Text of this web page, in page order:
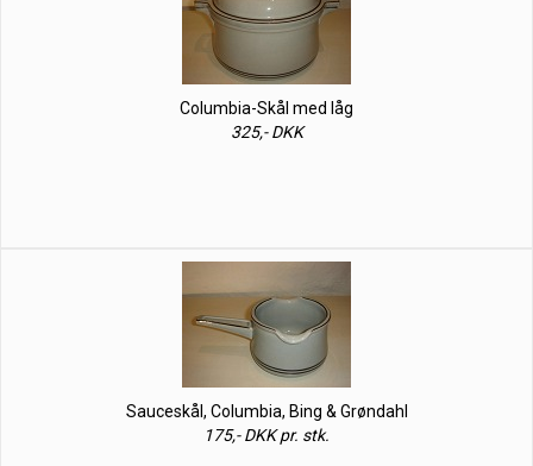
Columbia-Skål med låg
325,- DKK
Sauceskål, Columbia, Bing & Grøndahl
175,- DKK pr. stk.